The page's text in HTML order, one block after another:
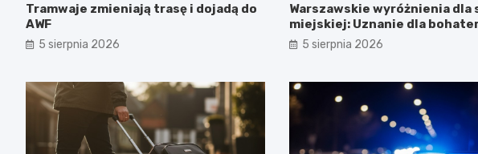
Tramwaje zmieniają trasę i dojadą do
AWF
5 sierpnia 2026
Warszawskie wyróżnienia dla
miejskiej: Uznanie dla
codzienności
5 sierpnia 2026